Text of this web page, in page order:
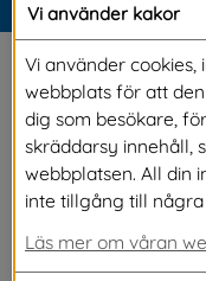
Beslut i
Måndag 25 maj
politiker att
Vi använder kakor
Vi använder
webbplats för att
dig som besökare,
skräddarsy innehåll,
webbplatsen. All din
inte tillgång till
Läs mer om våran